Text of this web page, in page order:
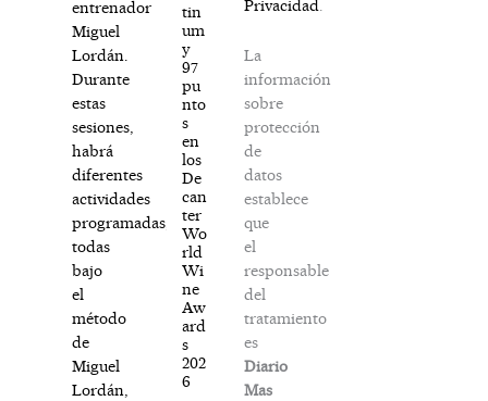
entrenador
Miguel
Lordán.
Durante
estas
sesiones,
habrá
diferentes
actividades
programadas,
todas
bajo
el
método
de
Miguel
Lordán,
tin
um
y
97
pu
nto
s
en
los
De
can
ter
Wo
rld
Wi
ne
Aw
ard
s
202
6
Privacidad
La
información
sobre
protección
de
datos
establece
que
el
responsable
del
tratamiento
es
Diario
Mas